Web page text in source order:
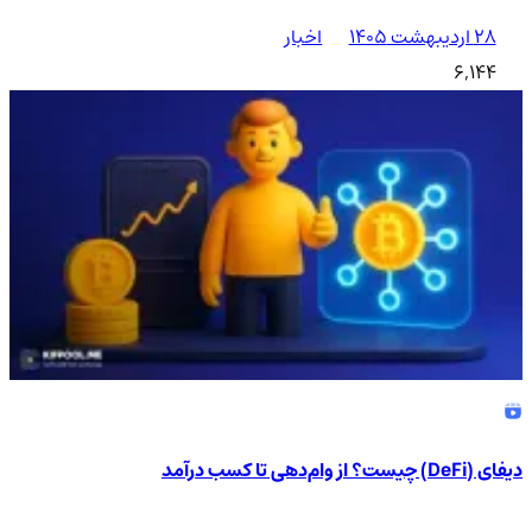
۲۸ اردیبهشت ۱۴۰۵
اخبار
6,144
دیفای (DeFi) چیست؟ از وام‌دهی تا کسب درآمد